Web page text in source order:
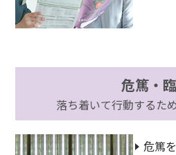
危篤・
落ち着いて行動するた
危篤